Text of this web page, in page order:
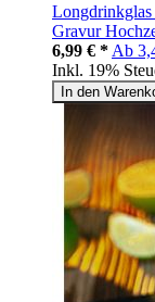
Gravur
6,99 € * Ab
Inkl. 19%
In den